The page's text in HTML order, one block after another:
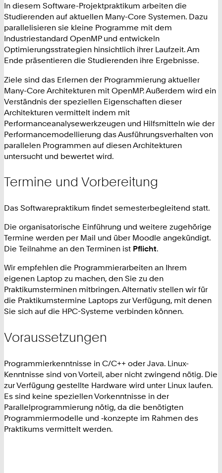
In diesem Software-Projektpraktikum arbeiten die
Studierenden auf aktuellen Many-Core Systemen. Dazu
parallelisieren sie kleine Programme mit dem
Industriestandard OpenMP und entwickeln
Optimierungsstrategien hinsichtlich ihrer Laufzeit. Am
Ende präsentieren die Studierenden ihre Ergebnisse.
Ziele sind das Erlernen der Programmierung aktueller
Many-Core Architekturen mit OpenMP. Außerdem wird ein
Verständnis der speziellen Eigenschaften dieser
Architekturen vermittelt indem mit
Performanceanalysewerkzeugen und Hilfsmitteln wie der
Performancemodellierung das Ausführungsverhalten von
parallelen Programmen auf diesen Architekturen
untersucht und bewertet wird.
Termine und Vorbereitung
Das Softwarepraktikum findet semesterbegleitend statt.
Die organisatorische Einführung und weitere zugehörige
Termine werden per Mail und über Moodle angekündigt.
Die Teilnahme an den Terminen ist Pflicht.
Wir empfehlen die Programmierarbeiten an Ihrem
eigenen Laptop zu machen, den Sie zu den
Praktikumsterminen mitbringen. Alternativ stellen wir für
die Praktikumstermine Laptops zur Verfügung, mit denen
Sie sich auf die HPC-Systeme verbinden können.
Voraussetzungen
Programmierkenntnisse in C/C++ oder Java. Linux-
Kenntnisse sind von Vorteil, aber nicht zwingend nötig. Die
zur Verfügung gestellte Hardware wird unter Linux laufen.
Es sind keine speziellen Vorkenntnisse in der
Parallelprogrammierung nötig, da die benötigten
Programmiermodelle und ‑konzepte im Rahmen des
Praktikums vermittelt werden.